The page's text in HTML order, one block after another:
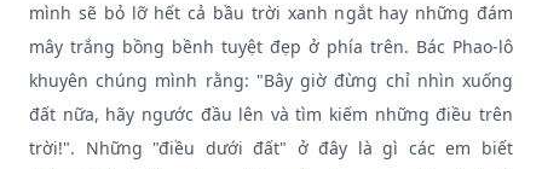
mình sẽ bỏ lỡ hết cả bầu trời xanh ngắt hay những đám
mây trắng bồng bềnh tuyệt đẹp ở phía trên. Bác Phao-lô
khuyên chúng mình rằng: "Bây giờ đừng chỉ nhìn xuống
đất nữa, hãy ngước đầu lên và tìm kiếm những điều trên
trời!". Những "điều dưới đất" ở đây là gì các em biết